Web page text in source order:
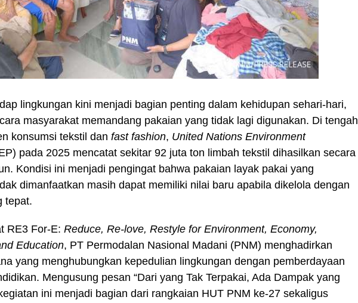
lingkungan kini menjadi bagian penting dalam kehidupan sehari-hari,
masyarakat memandang pakaian yang tidak lagi digunakan. Di tengah
konsumsi tekstil dan fast fashion, United Nations Environment
pada 2025 mencatat sekitar 92 juta ton limbah tekstil dihasilkan secara
Kondisi ini menjadi pengingat bahwa pakaian layak pakai yang
dimanfaatkan masih dapat memiliki nilai baru apabila dikelola dengan
tepat.
RE3 For-E: Reduce, Re-love, Restyle for Environment, Economy,
Education, PT Permodalan Nasional Madani (PNM) menghadirkan
yang menghubungkan kepedulian lingkungan dengan pemberdayaan
Mengusung pesan “Dari yang Tak Terpakai, Ada Dampak yang
ini menjadi bagian dari rangkaian HUT PNM ke-27 sekaligus